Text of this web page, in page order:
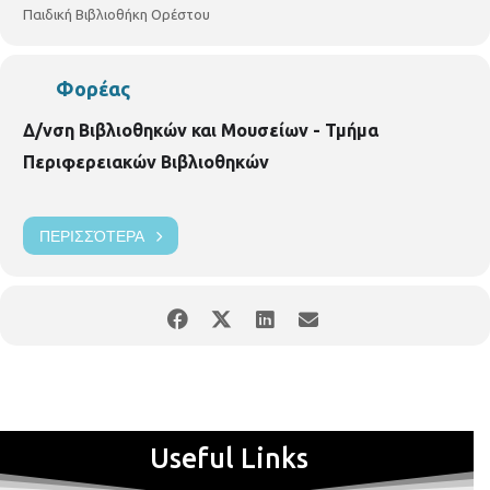
pvivlio.orestou@thessaloniki.gr
Παιδική Βιβλιοθήκη Ορέστου
Φορέας
Δ/νση Βιβλιοθηκών και Μουσείων - Τμήμα
Περιφερειακών Βιβλιοθηκών
ΠΕΡΙΣΣΌΤΕΡΑ
Useful Links